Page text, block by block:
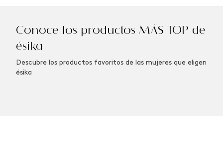
Conoce los productos MÁS TOP de
ésika
Descubre los productos favoritos de las mujeres que eligen
ésika